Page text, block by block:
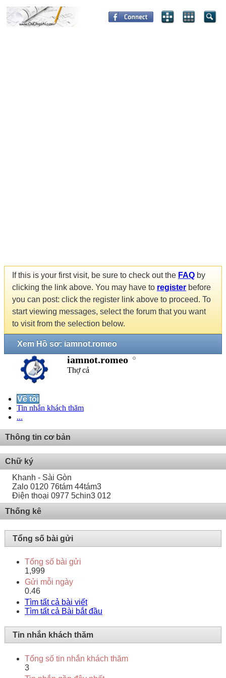
If this is your first visit, be sure to check out the FAQ by
clicking the link above. You may have to register before
you can post: click the register link above to proceed. To
start viewing messages, select the forum that you want
to visit from the selection below.
Xem Hồ sơ: iamnot.romeo
iamnot.romeo
Thợ cả
Về tôi
Tin nhắn khách thăm
...
Thông tin cơ bản
Chữ ký
Khanh - Sài Gòn
Zalo 0120 76tám 44tám3
Điện thoại 0977 5chin3 012
Thống kê
Tổng số bài gửi
Tổng số bài gửi
1,999
Gửi mỗi ngày
0.46
Tìm tất cả bài viết
Tìm tất cả Bài bắt đầu
Tin nhắn khách thăm
Tổng số tin nhắn khách thăm
3